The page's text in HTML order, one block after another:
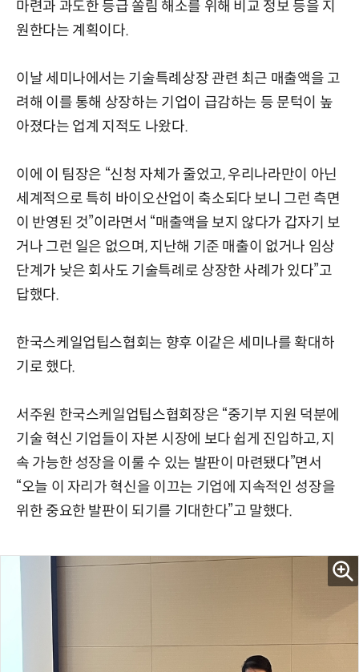
마련과 과도한 등급 쏠림 해소를 위해 비교 정보 등을 지
원한다는 계획이다.
이날 세미나에서는 기술특례상장 관련 최근 매출액을 고
려해 이를 통해 상장하는 기업이 급감하는 등 문턱이 높
아졌다는 업계 지적도 나왔다.
이에 이 팀장은 “신청 자체가 줄었고, 우리나라만이 아닌
세계적으로 특히 바이오산업이 축소되다 보니 그런 측면
이 반영된 것”이라면서 “매출액을 보지 않다가 갑자기 보
거나 그런 일은 없으며, 지난해 기준 매출이 없거나 임상
단계가 낮은 회사도 기술특례로 상장한 사례가 있다”고
답했다.
한국스케일업팁스협회는 향후 이같은 세미나를 확대하
기로 했다.
서주원 한국스케일업팁스협회장은 “중기부 지원 덕분에
기술 혁신 기업들이 자본 시장에 보다 쉽게 진입하고, 지
속 가능한 성장을 이룰 수 있는 발판이 마련됐다”면서
“오늘 이 자리가 혁신을 이끄는 기업에 지속적인 성장을
위한 중요한 발판이 되기를 기대한다”고 말했다.